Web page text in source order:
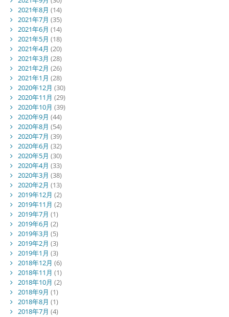
2021年8月 (14)
2021年7月 (35)
2021年6月 (14)
2021年5月 (18)
2021年4月 (20)
2021年3月 (28)
2021年2月 (26)
2021年1月 (28)
2020年12月 (30)
2020年11月 (29)
2020年10月 (39)
2020年9月 (44)
2020年8月 (54)
2020年7月 (39)
2020年6月 (32)
2020年5月 (30)
2020年4月 (33)
2020年3月 (38)
2020年2月 (13)
2019年12月 (2)
2019年11月 (2)
2019年7月 (1)
2019年6月 (2)
2019年3月 (5)
2019年2月 (3)
2019年1月 (3)
2018年12月 (6)
2018年11月 (1)
2018年10月 (2)
2018年9月 (1)
2018年8月 (1)
2018年7月 (4)